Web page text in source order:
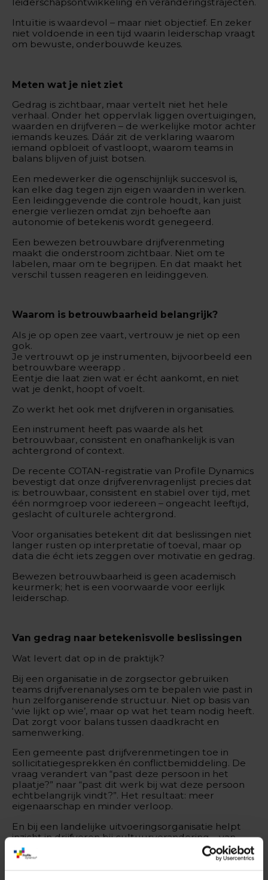
leiderschapsontwikkeling en veranderingstrajecten.
Intuïtie is waardevol – maar niet objectief. En zeker
niet voldoende in een tijd waarin leiderschap vraagt
om bewuste, onderbouwde keuzes.
Meten wat je niet ziet
Gedrag is zichtbaar, maar vertelt niet het hele
verhaal. Onder het oppervlak liggen overtuigingen,
waarden en drijfveren – de werkelijke motor achter
iemands keuzes. Dáár zit de verklaring waarom
iemand opbloeit of vastloopt, waarom teams in
balans blijven of juist botsen.
Een medewerker die ogenschijnlijk succesvol is,
kan elke dag tegen zijn eigen waarden in werken.
Een leidinggevende die controle houdt, kan juist
energie verliezen omdat zijn behoefte aan
autonomie of betekenis wordt genegeerd.
Een bewezen betrouwbare drijfverenmeting
maakt die onderstroom zichtbaar. Niet om te
labelen, maar om te begrijpen. En dat maakt het
verschil tussen reageren en leidinggeven.
Waarom is betrouwbaarheid belangrijk?
Als je op open zee vaart, vertrouw je niet op een
gok.
Je vertrouwt op je instrumenten, bijvoorbeeld een
betrouwbare weerapp .
Eentje die laat zien wat er écht aankomt, en niet
wat je denkt, hoopt of voelt.
Zo werkt het ook met drijfveren in organisaties.
Een instrument heeft pas waarde als het
betrouwbaar, consistent en onafhankelijk is van
achtergrond of context.
De recente COTAN-registratie van Profile Dynamics
bevestigt dat onze drijfverenvragenlijst precies dat
is: betrouwbaar, consistent en stabiel over tijd, met
één normgroep voor iedereen – ongeacht leeftijd,
geslacht of culturele achtergrond.
Voor organisaties betekent dit dat beslissingen niet
langer rusten op interpretatie of toeval, maar op
data die écht iets zeggen over motivatie en gedrag.
Bewezen betrouwbaarheid is geen academisch
keurmerk; het is een voorwaarde voor eerlijk
leiderschap.
Van gedrag naar betekenisvolle beslissingen
Wat levert dat op in de praktijk?
Bij een organisatie in de zorgsector gebruiken
teams drijfverenanalyses om te bepalen wie past in
hun zelforganiserende structuur. Niet op basis van
‘wie lijkt op wie’, maar op wat het team nodig heeft.
Dat zorgt voor balans tussen daadkracht en
samenwerking.
Een gemeente past drijfverenmetingen toe in
sollicitatiegesprekken én conflictbemiddeling. De
vraag verandert van “past deze persoon in het
plaatje?” naar “past dit werk bij wat deze persoon
echtbelangrijk vindt?”. Het resultaat: meer
eigenaarschap en minder verloop.
En bij een landelijke uitvoeringsorganisatie helpt
inzicht in drijfveren bij cultuurverandering – van
top-down naar lerend en verantwoordelijk.